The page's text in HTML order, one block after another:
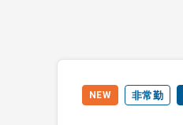
NEW 非常勤